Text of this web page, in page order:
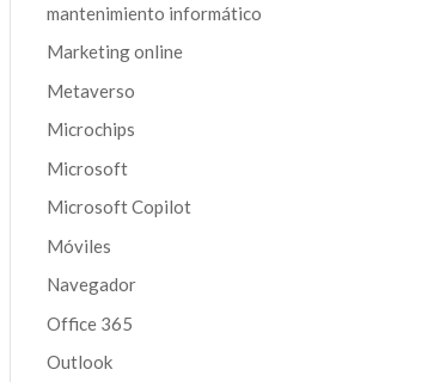
mantenimiento informático
Marketing online
Metaverso
Microchips
Microsoft
Microsoft Copilot
Móviles
Navegador
Office 365
Outlook